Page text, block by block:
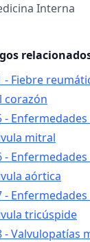
Interna
- Fiebre
corazón
-
mitral
-
aórtica
-
tricúspide
- Valvulopatías